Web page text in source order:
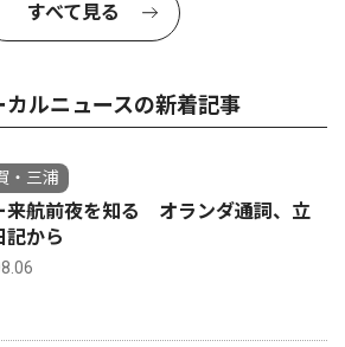
すべて見る
ルニュースの新着記事
・三浦
来航前夜を知る オランダ通詞、立
記から